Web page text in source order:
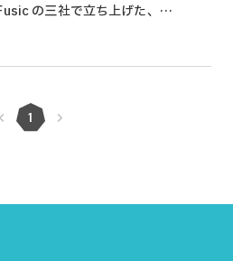
の三社で立ち上げた、地
1